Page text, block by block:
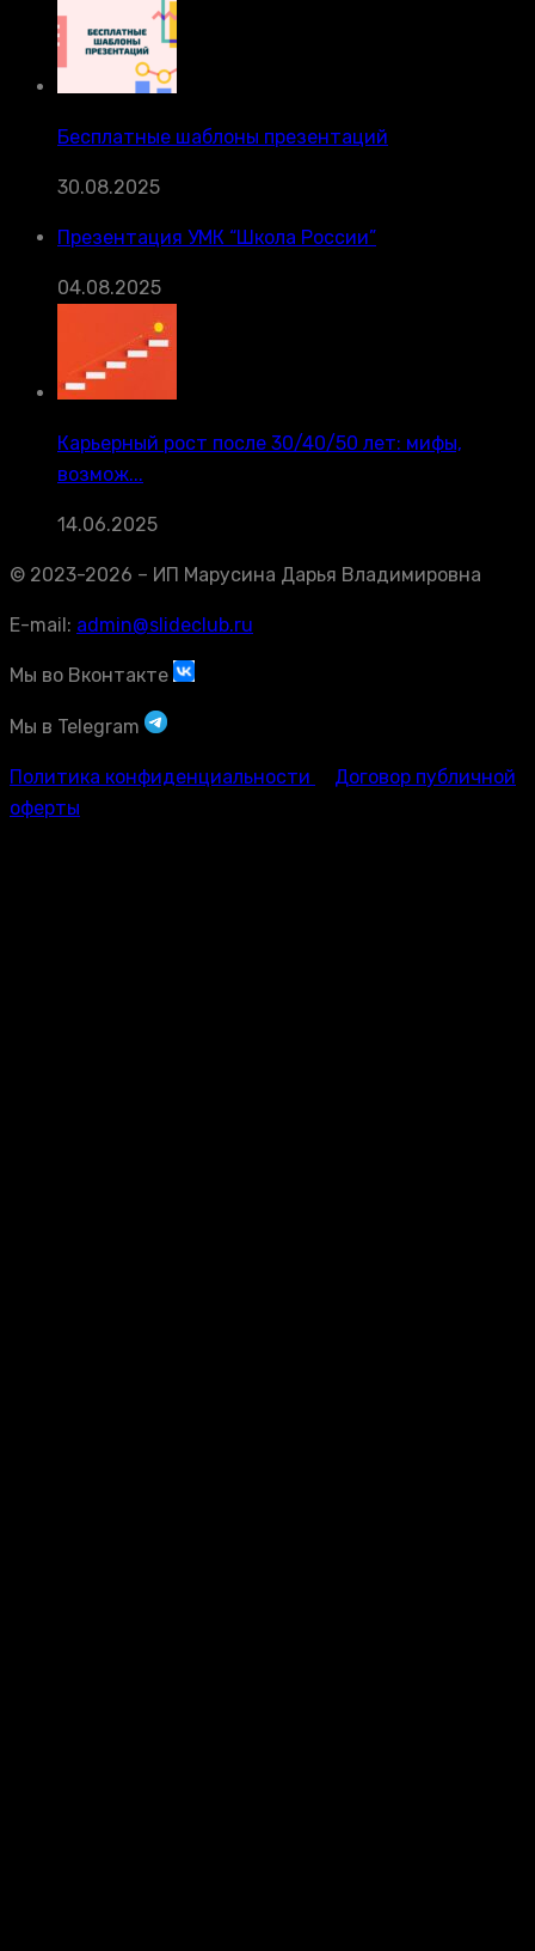
Бесплатные шаблоны презентаций
30.08.2025
Презентация УМК “Школа России”
04.08.2025
Карьерный рост после 30/40/50 лет: мифы,
возмож...
14.06.2025
© 2023-2026 – ИП Марусина Дарья Владимировна
E-mail: admin@slideclub.ru
Мы во Вконтакте
Мы в Telegram
Политика конфиденциальности
Договор публичной
оферты